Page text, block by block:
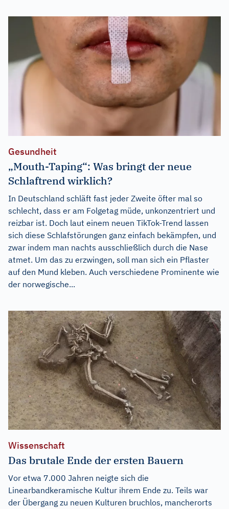
Gesundheit
„Mouth-Taping“: Was bringt der neue
Schlaftrend wirklich?
In Deutschland schläft fast jeder Zweite öfter mal so
schlecht, dass er am Folgetag müde, unkonzentriert und
reizbar ist. Doch laut einem neuen TikTok-Trend lassen
sich diese Schlafstörungen ganz einfach bekämpfen, und
zwar indem man nachts ausschließlich durch die Nase
atmet. Um das zu erzwingen, soll man sich ein Pflaster
auf den Mund kleben. Auch verschiedene Prominente wie
der norwegische...
Wissenschaft
Das brutale Ende der ersten Bauern
Vor etwa 7.000 Jahren neigte sich die
Linearbandkeramische Kultur ihrem Ende zu. Teils war
der Übergang zu neuen Kulturen bruchlos, mancherorts